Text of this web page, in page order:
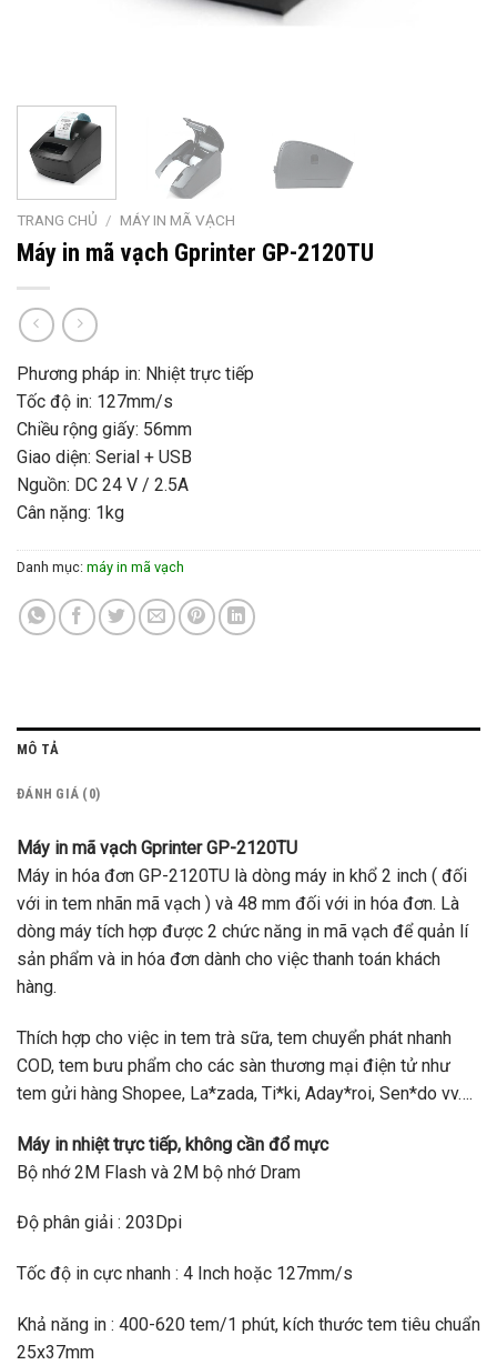
TRANG CHỦ / MÁY IN MÃ VẠCH
Máy in mã vạch Gprinter GP-2120TU
Phương pháp in: Nhiệt trực tiếp
Tốc độ in: 127mm/s
Chiều rộng giấy: 56mm
Giao diện: Serial + USB
Nguồn: DC 24 V / 2.5A
Cân nặng: 1kg
Danh mục: máy in mã vạch
MÔ TẢ
ĐÁNH GIÁ (0)
Máy in mã vạch Gprinter GP-2120TU
Máy in hóa đơn GP-2120TU là dòng máy in khổ 2 inch ( đối
với in tem nhãn mã vạch ) và 48 mm đối với in hóa đơn. Là
dòng máy tích hợp được 2 chức năng in mã vạch để quản lí
sản phẩm và in hóa đơn dành cho việc thanh toán khách
hàng.
Thích hợp cho việc in tem trà sữa, tem chuyển phát nhanh
COD, tem bưu phẩm cho các sàn thương mại điện tử như
tem gửi hàng Shopee, La*zada, Ti*ki, Aday*roi, Sen*do vv….
️Máy in nhiệt trực tiếp, không cần đổ mực
Bộ nhớ 2M Flash và 2M bộ nhớ Dram
Độ phân giải : 203Dpi
Tốc độ in cực nhanh : 4 Inch hoặc 127mm/s
Khả năng in : 400-620 tem/1 phút, kích thước tem tiêu chuẩn
25x37mm